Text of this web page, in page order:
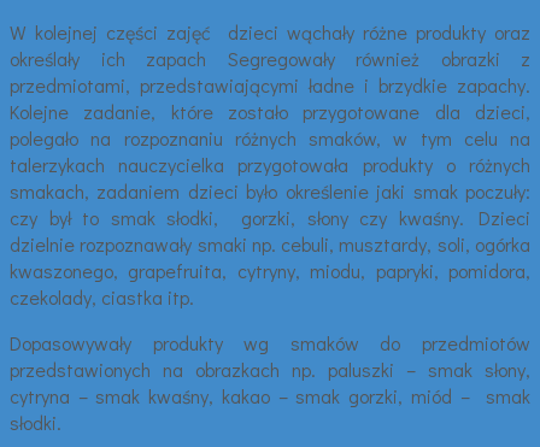
W kolejnej części zajęć dzieci wąchały różne produkty oraz
określały ich zapach Segregowały również obrazki z
przedmiotami, przedstawiającymi ładne i brzydkie zapachy.
Kolejne zadanie, które zostało przygotowane dla dzieci,
polegało na rozpoznaniu różnych smaków, w tym celu na
talerzykach nauczycielka przygotowała produkty o różnych
smakach, zadaniem dzieci było określenie jaki smak poczuły:
czy był to smak słodki, gorzki, słony czy kwaśny. Dzieci
dzielnie rozpoznawały smaki np. cebuli, musztardy, soli, ogórka
kwaszonego, grapefruita, cytryny, miodu, papryki, pomidora,
czekolady, ciastka itp.
Dopasowywały produkty wg smaków do przedmiotów
przedstawionych na obrazkach np. paluszki – smak słony,
cytryna – smak kwaśny, kakao – smak gorzki, miód – smak
słodki.